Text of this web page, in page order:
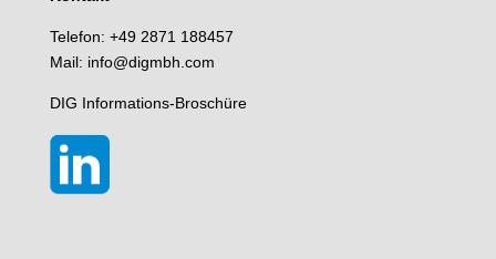
Telefon: +49 2871 188457
Mail: info@digmbh.com
DIG Informations-Broschüre